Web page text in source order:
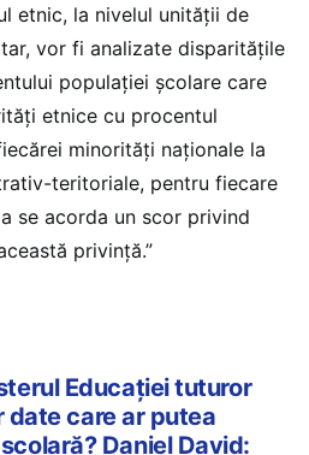
etnic, la nivelul unității de
vor fi analizate disparitățile
populației școlare care
etnice cu procentul
minorități naționale la
teritoriale, pentru fiecare
se acorda un scor privind
privință.”
Educației tuturor
date care ar putea
Daniel David: